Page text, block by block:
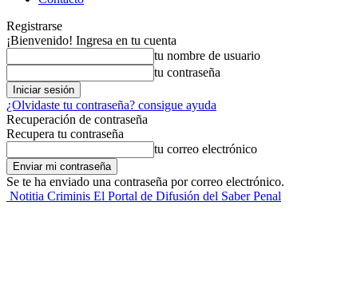
Registrarse
¡Bienvenido! Ingresa en tu cuenta
tu nombre de usuario
tu contraseña
¿Olvidaste tu contraseña? consigue ayuda
Recuperación de contraseña
Recupera tu contraseña
tu correo electrónico
Se te ha enviado una contraseña por correo electrónico.
Notitia Criminis El Portal de Difusión del Saber Penal